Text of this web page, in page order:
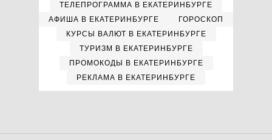
ТЕЛЕПРОГРАММА В ЕКАТЕРИНБУРГЕ
АФИША В ЕКАТЕРИНБУРГЕ
ГОРОСКОП
КУРСЫ ВАЛЮТ В ЕКАТЕРИНБУРГЕ
ТУРИЗМ В ЕКАТЕРИНБУРГЕ
ПРОМОКОДЫ В ЕКАТЕРИНБУРГЕ
РЕКЛАМА В ЕКАТЕРИНБУРГЕ